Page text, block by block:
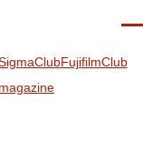
FujifilmClub